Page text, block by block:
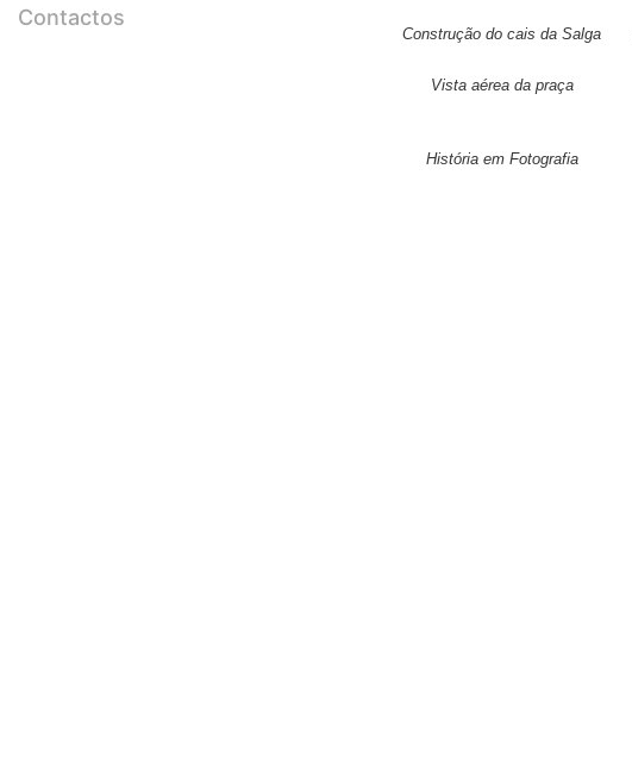
Contactos
Construção do cais da Salga
Vista aérea da praça
História em Fotografia